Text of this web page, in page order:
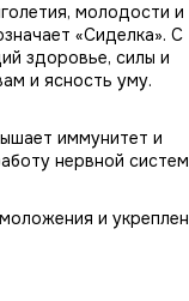
молодости и
«Сиделка». С
здоровье, силы и
и ясность уму.
иммунитет и
нервной
и